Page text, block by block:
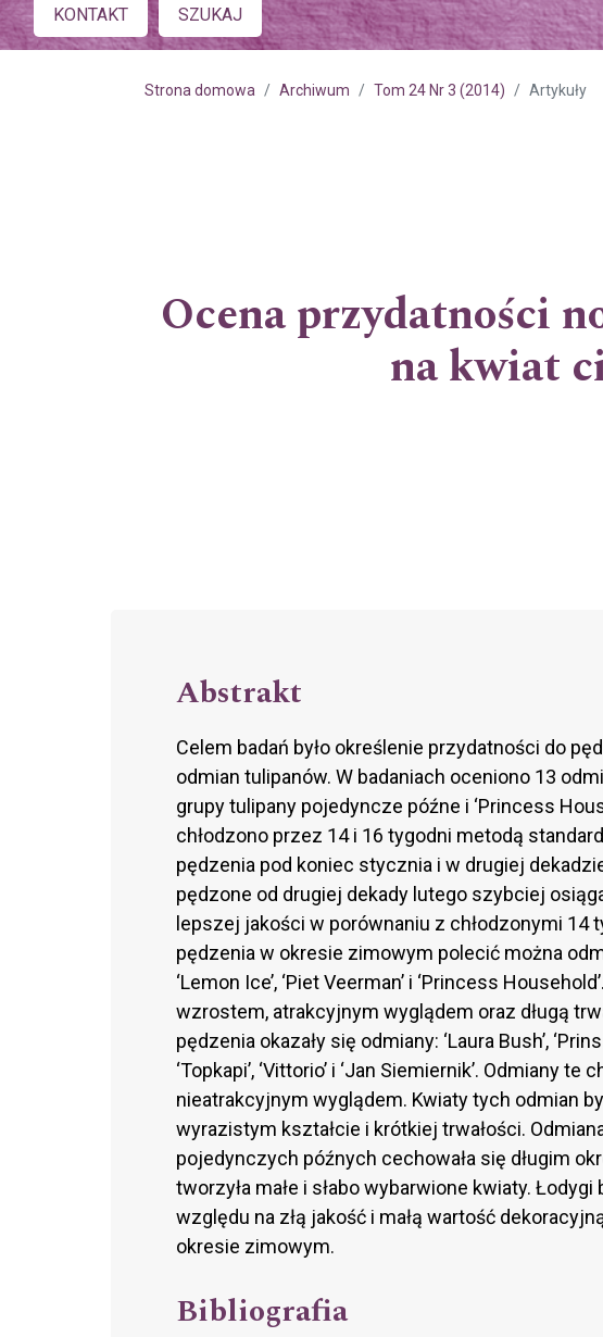
Main menu
KONTAKT SZUKAJ
Strona domowa Archiwum Tom 24 Nr 3 (2014) Artykuły
Ocena przydatności
na kwiat
Abstrakt
Celem badań było określenie przydatności do
odmian tulipanów. W badaniach oceniono 13
grupy tulipany pojedyncze późne i ‘Princess
chłodzono przez 14 i 16 tygodni metodą
pędzenia pod koniec stycznia i w drugiej
pędzone od drugiej dekady lutego szybciej
lepszej jakości w porównaniu z chłodzonymi 14
pędzenia w okresie zimowym polecić można
‘Lemon Ice’, ‘Piet Veerman’ i ‘Princess
wzrostem, atrakcyjnym wyglądem oraz długą
pędzenia okazały się odmiany: ‘Laura Bush’, ‘Prins
‘Topkapi’, ‘Vittorio’ i ‘Jan Siemiernik’. Odmiany
nieatrakcyjnym wyglądem. Kwiaty tych odmian
wyrazistym kształcie i krótkiej trwałości.
pojedynczych późnych cechowała się długim
tworzyła małe i słabo wybarwione kwiaty.
względu na złą jakość i małą wartość
okresie zimowym.
Bibliografia